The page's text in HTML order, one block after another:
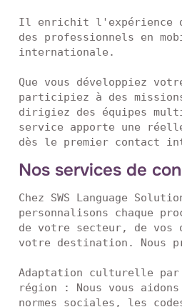
Il enrichit l'expérience
des professionnels en
internationale.
Que vous développiez
participiez à des
dirigiez des équipes
service apporte une
dès le premier contact
Nos services de
Chez SWS Language
personnalisons chaque
de votre secteur, de
votre destination. Nous
Adaptation culturelle
région : Nous vous
normes sociales, les